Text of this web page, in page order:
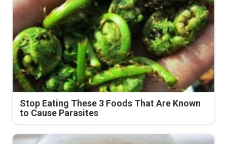
Stop Eating These 3 Foods That Are Known
to Cause Parasites